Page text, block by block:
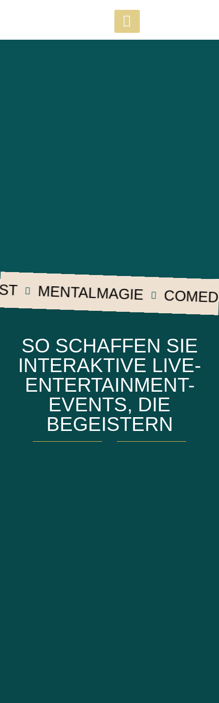
MENTALMAGIE COMEDY
SO SCHAFFEN SIE
INTERAKTIVE LIVE-
ENTERTAINMENT-
EVENTS, DIE
BEGEISTERN